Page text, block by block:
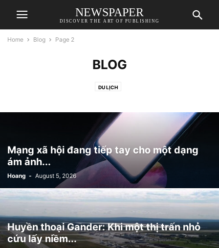
NEWSPAPER
DISCOVER THE ART OF PUBLISHING
Home Blog Page 2
BLOG
DU LỊCH
Mạng xã hội đang tiếp tay cho một dạng
ám ảnh...
Hoang - August 5, 2026
Huyền thoại Gander: Khi một thị trấn nhỏ
cứu lấy niềm...